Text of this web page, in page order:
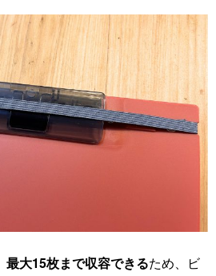
最大15枚まで収容できるため、ビ